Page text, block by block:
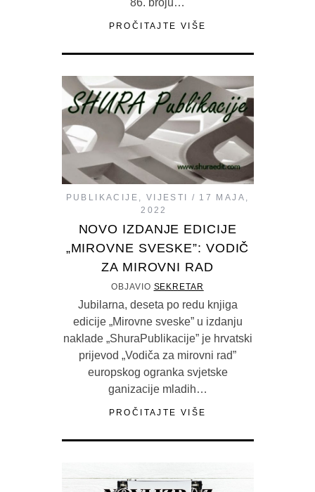
86. broju…
PROČITAJTE VIŠE
PUBLIKACIJE , VIJESTI
17 MAJA,
2022
NOVO IZDANJE EDICIJE
„MIROVNE SVESKE”: VODIČ
ZA MIROVNI RAD
OBJAVIO SEKRETAR
Jubilarna, deseta po redu knjiga
edicije „Mirovne sveske” u izdanju
naklade „ShuraPublikacije” je hrvatski
prijevod „Vodiča za mirovni rad”
europskog ogranka svjetske
ganizacije mladih…
PROČITAJTE VIŠE